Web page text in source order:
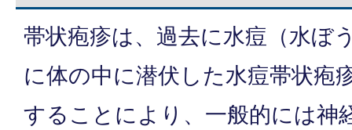
帯状疱疹は、過去に水痘（水ぼ
に体の中に潜伏した水痘帯状疱
することにより、一般的には神